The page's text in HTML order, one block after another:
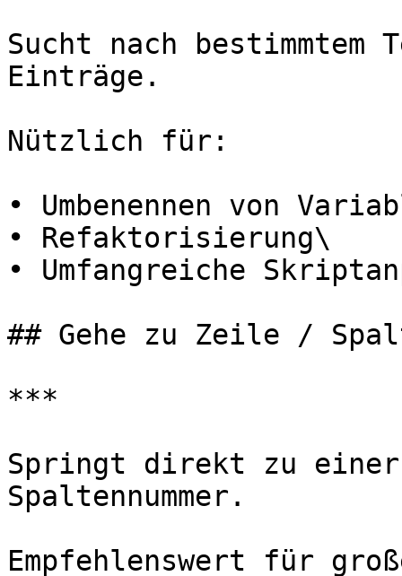
Sucht nach
Einträge.
Nützlich für:
• Umbenennen von
• Refaktorisierung\
• Umfangreiche
## Gehe zu Zeile /
***
Springt direkt zu einer
Spaltennummer.
Empfehlenswert für